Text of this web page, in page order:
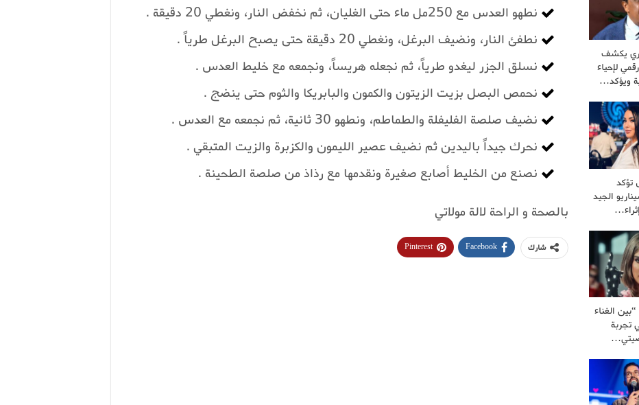
نطهو العدس مع 250مل ماء حتى الغليان، ثم نخفض النار، ونغطي 20 دقيقة .
نطفئ النار، ونضيف البرغل، ونغطي 20 دقيقة حتى يصبح البرغل طرياً .
نسلق الجزر ليغدو طرياً، ثم نجعله هريساً، ونجمعه مع خليط العدس .
نحمص البصل بزيت الزيتون والكمون والبابريكا والثوم حتى ينضج .
نضيف صلصة الفليفلة والطماطم، ونطهو 30 ثانية، ثم نجمعه مع العدس .
نحرك جيداً باليدين ثم نضيف عصير الليمون والكزبرة والزيت المتبقي .
نصنع من الخليط أصابع صغيرة ونقدمها مع رذاذ من صلصة الطحينة .
بالصحة و الراحة لالة مولاتي
شارك Facebook
Pinterest
يكشف
لإحياء
ويؤكد…
تؤكد
الجيد
الغناء
تجربة